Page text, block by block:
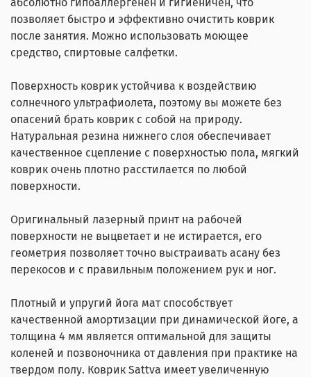
позволяет быстро и эффективно очистить коврик
после занятия. Можно использовать моющее
средство, спиртовые салфетки.
Поверхность коврик устойчива к воздействию
солнечного ультрафиолета, поэтому вы можете без
опасений брать коврик с собой на природу.
Натуральная резина нижнего слоя обеспечивает
качественное сцепление с поверхностью пола, мягкий
коврик очень плотно расстилается по любой
поверхности.
Оригинальный лазерный принт на рабочей
поверхности не выцветает и не истирается, его
геометрия позволяет точно выстраивать асану без
перекосов и с правильным положением рук и ног.
Плотный и упругий йога мат способствует
качественной амортизации при динамической йоге, а
толщина 4 мм является оптимальной для защиты
коленей и позвоночника от давления при практике на
твердом полу. Коврик Sattva имеет увеличенную